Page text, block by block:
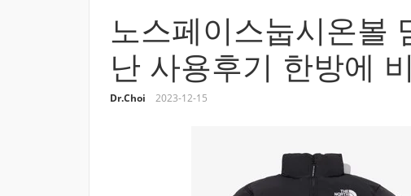
노스페이스눕시온볼
난 사용후기 한방에
Dr.Choi 2023-12-15